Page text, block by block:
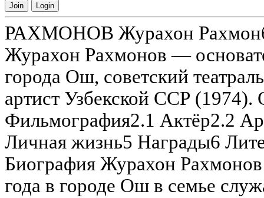
Join Login
РАХМОНОВ Журахон
Журахон Рахмонов —
города Ош, советский
артист Узбекской ССР
Фильмография2.1 Актёр2.2
Личная жизнь5 Награды6
Биография Журахон Рахмонов
года в городе Ош в семье